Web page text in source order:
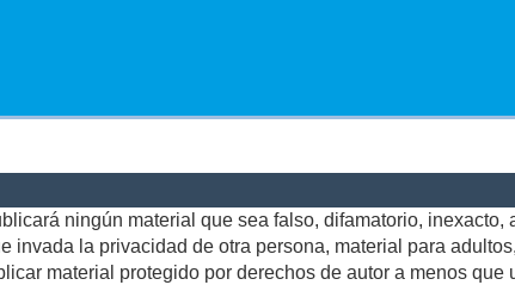
ningún material que sea falso, difamatorio,
invada la privacidad de otra persona, material para
material protegido por derechos de autor a menos